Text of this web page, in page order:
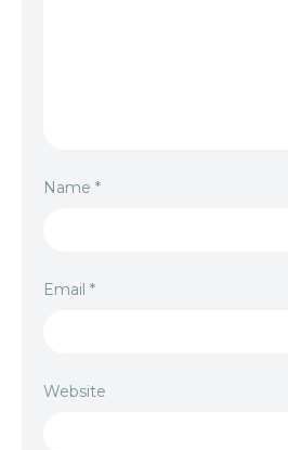
Name *
Email *
Website